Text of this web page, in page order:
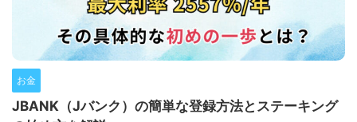
お金
JBANK（Jバンク）の簡単な登録方法とステーキング